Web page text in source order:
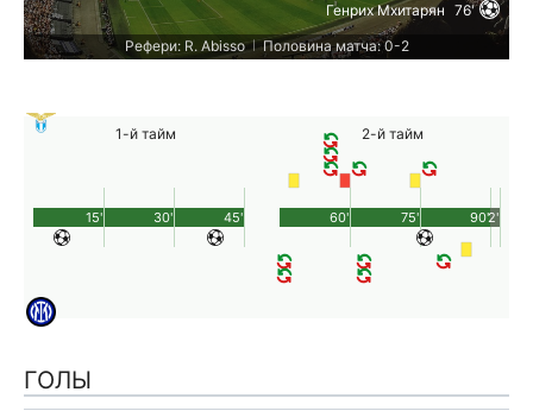
Генрих Мхитарян 76'
Рефери: R. Abisso | Половина матча: 0-2
1-й тайм
45'
15' 30'
2-й тайм
90'
60' 75' 2'
ГОЛЫ